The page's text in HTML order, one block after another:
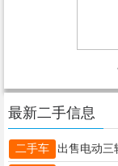
最新二手信息
二手车